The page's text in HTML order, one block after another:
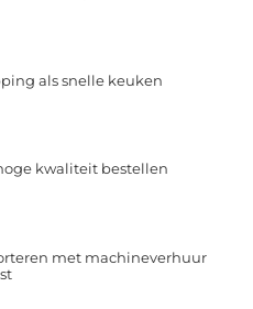
als snelle keuken
kwaliteit bestellen
met machineverhuur